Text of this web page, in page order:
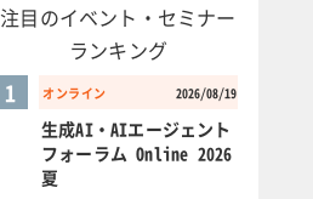
注目のイベント・セミナー
ランキング
オンライン 2026/08/19
1
生成AI・AIエージェント
フォーラム Online 2026
夏